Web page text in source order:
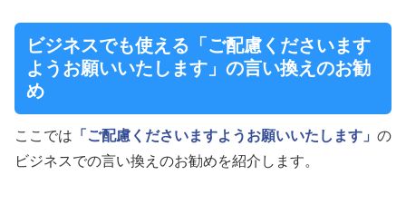
ビジネスでも使える「ご配慮くださいます
ようお願いいたします」の言い換えのお勧
め
ここでは 「ご配慮くださいますようお願いいたします」 の
ビジネスでの言い換えのお勧めを紹介します。